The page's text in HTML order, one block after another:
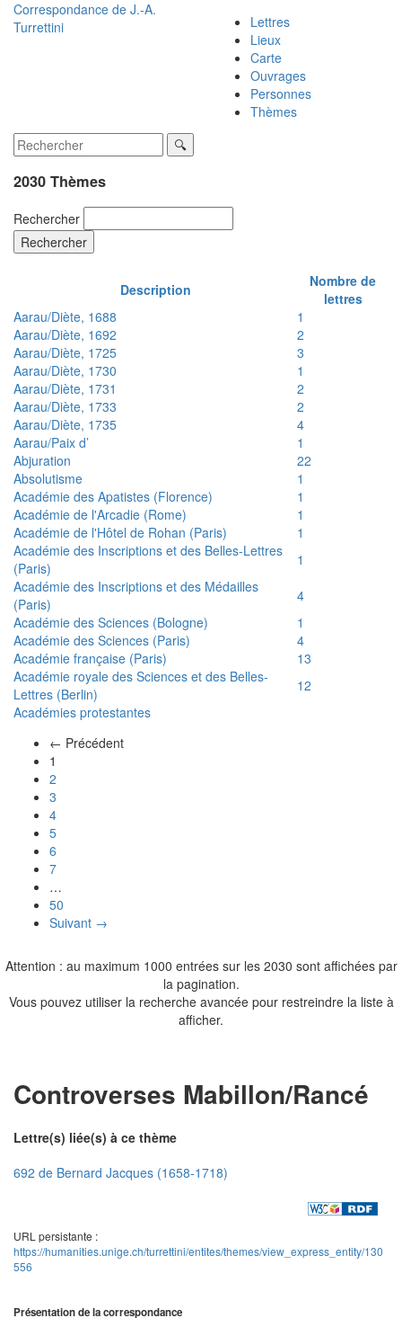
Correspondance de J.-A.
Turrettini
Lettres
Lieux
Carte
Ouvrages
Personnes
Thèmes
2030 Thèmes
Rechercher
Rechercher
Description
Nombre de
lettres
Aarau/Diète, 1688
1
Aarau/Diète, 1692
2
Aarau/Diète, 1725
3
Aarau/Diète, 1730
1
Aarau/Diète, 1731
2
Aarau/Diète, 1733
2
Aarau/Diète, 1735
4
Aarau/Paix d’
1
Abjuration
22
Absolutisme
1
Académie des Apatistes (Florence)
1
Académie de l'Arcadie (Rome)
1
Académie de l'Hôtel de Rohan (Paris)
1
Académie des Inscriptions et des Belles-Lettres
(Paris)
1
Académie des Inscriptions et des Médailles
(Paris)
4
Académie des Sciences (Bologne)
1
Académie des Sciences (Paris)
4
Académie française (Paris)
13
Académie royale des Sciences et des Belles-
Lettres (Berlin)
12
Académies protestantes
← Précédent
1
2
3
4
5
6
7
…
50
Suivant →
Attention : au maximum 1000 entrées sur les 2030 sont affichées par
la pagination.
Vous pouvez utiliser la recherche avancée pour restreindre la liste à
afficher.
Controverses Mabillon/Rancé
Lettre(s) liée(s) à ce thème
692 de Bernard Jacques (1658-1718)
URL persistante :
https://humanities.unige.ch/turrettini/entites/themes/view_express_entity/130
556
Présentation de la correspondance